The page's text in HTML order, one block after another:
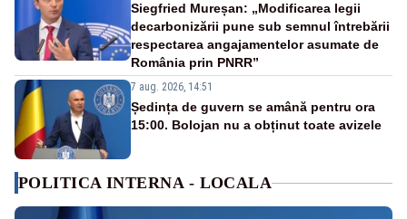
Siegfried Mureșan: „Modificarea legii
decarbonizării pune sub semnul întrebării
respectarea angajamentelor asumate de
România prin PNRR”
7 aug. 2026, 14:51
Ședința de guvern se amână pentru ora
15:00. Bolojan nu a obținut toate avizele
POLITICA INTERNA - LOCALA